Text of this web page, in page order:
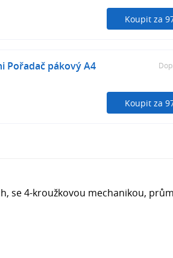
Koupit za
Pořadač pákový A4
Koupit za
se 4-kroužkovou mechanikou,